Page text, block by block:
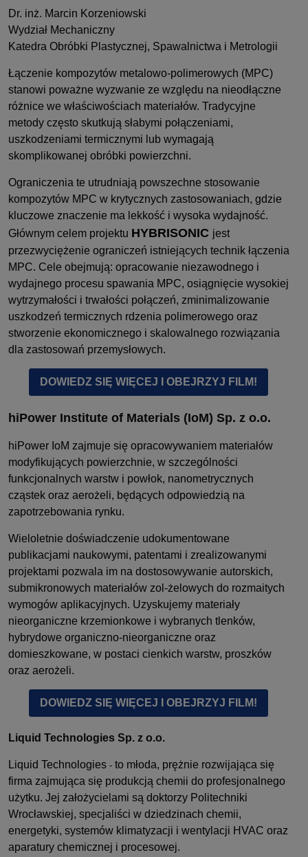
Dr. inż. Marcin Korzeniowski
Wydział Mechaniczny
Katedra Obróbki Plastycznej, Spawalnictwa i Metrologii
Łączenie kompozytów metalowo-polimerowych (MPC)
stanowi poważne wyzwanie ze względu na nieodłączne
różnice we właściwościach materiałów. Tradycyjne
metody często skutkują słabymi połączeniami,
uszkodzeniami termicznymi lub wymagają
skomplikowanej obróbki powierzchni.
Ograniczenia te utrudniają powszechne stosowanie
kompozytów MPC w krytycznych zastosowaniach, gdzie
kluczowe znaczenie ma lekkość i wysoka wydajność.
Głównym celem projektu HYBRISONIC jest
przezwyciężenie ograniczeń istniejących technik łączenia
MPC. Cele obejmują: opracowanie niezawodnego i
wydajnego procesu spawania MPC, osiągnięcie wysokiej
wytrzymałości i trwałości połączeń, zminimalizowanie
uszkodzeń termicznych rdzenia polimerowego oraz
stworzenie ekonomicznego i skalowalnego rozwiązania
dla zastosowań przemysłowych.
DOWIEDZ SIĘ WIĘCEJ I OBEJRZYJ FILM!
hiPower Institute of Materials (IoM) Sp. z o.o.
hiPower IoM zajmuje się opracowywaniem materiałów
modyfikujących powierzchnie, w szczególności
funkcjonalnych warstw i powłok, nanometrycznych
cząstek oraz aerożeli, będących odpowiedzią na
zapotrzebowania rynku.
Wieloletnie doświadczenie udokumentowane
publikacjami naukowymi, patentami i zrealizowanymi
projektami pozwala im na dostosowywanie autorskich,
submikronowych materiałów zol-żelowych do rozmaitych
wymogów aplikacyjnych. Uzyskujemy materiały
nieorganiczne krzemionkowe i wybranych tlenków,
hybrydowe organiczno-nieorganiczne oraz
domieszkowane, w postaci cienkich warstw, proszków
oraz aerożeli.
DOWIEDZ SIĘ WIĘCEJ I OBEJRZYJ FILM!
Liquid Technologies Sp. z o.o.
Liquid Technologies - to młoda, prężnie rozwijająca się
firma zajmująca się produkcją chemii do profesjonalnego
użytku. Jej założycielami są doktorzy Politechniki
Wrocławskiej, specjaliści w dziedzinach chemii,
energetyki, systemów klimatyzacji i wentylacji HVAC oraz
aparatury chemicznej i procesowej.